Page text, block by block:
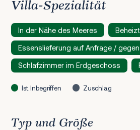
Villa-Spezialität
In der Nähe des Meeres
Essenslieferung auf Anfrage /
Schlafzimmer im Erdgeschoss
Ist Inbegriffen Zuschlag
Typ und Größe